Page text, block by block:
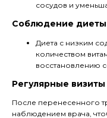
сосудов и
Соблюдение
Диета с низким
количеством
восстановлению
Регулярные визиты
После перенесенного
наблюдением врача,